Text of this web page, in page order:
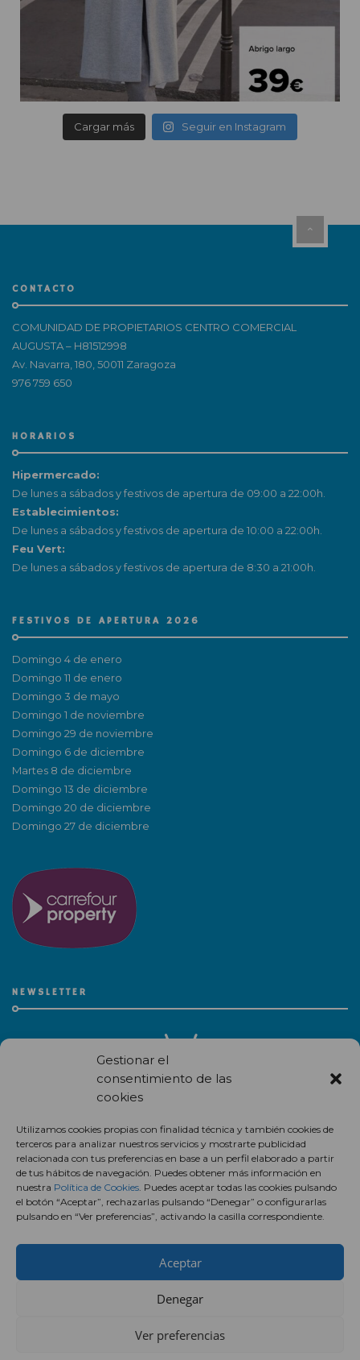
Gestionar el
consentimiento de las
cookies
Utilizamos cookies propias con finalidad técnica y también cookies de
terceros para analizar nuestros servicios y mostrarte publicidad
relacionada con tus preferencias en base a un perfil elaborado a partir
de tus hábitos de navegación. Puedes obtener más información en
nuestra Política de Cookies. Puedes aceptar todas las cookies pulsando
el botón “Aceptar”, rechazarlas pulsando “Denegar” o configurarlas
pulsando en “Ver preferencias”, activando la casilla correspondiente.
Aceptar
Denegar
Ver preferencias
Cargar más Seguir en Instagram
CONTACTO
COMUNIDAD DE PROPIETARIOS CENTRO COMERCIAL
AUGUSTA – H81512998
Av. Navarra, 180, 50011 Zaragoza
976 759 650
HORARIOS
Hipermercado:
De lunes a sábados y festivos de apertura de 09:00 a 22:00h.
Establecimientos:
De lunes a sábados y festivos de apertura de 10:00 a 22:00h.
Feu Vert:
De lunes a sábados y festivos de apertura de 8:30 a 21:00h.
FESTIVOS DE APERTURA 2026
Domingo 4 de enero
Domingo 11 de enero
Domingo 3 de mayo
Domingo 1 de noviembre
Domingo 29 de noviembre
Domingo 6 de diciembre
Martes 8 de diciembre
Domingo 13 de diciembre
Domingo 20 de diciembre
Domingo 27 de diciembre
NEWSLETTER
centro comercial.
Suscríbete